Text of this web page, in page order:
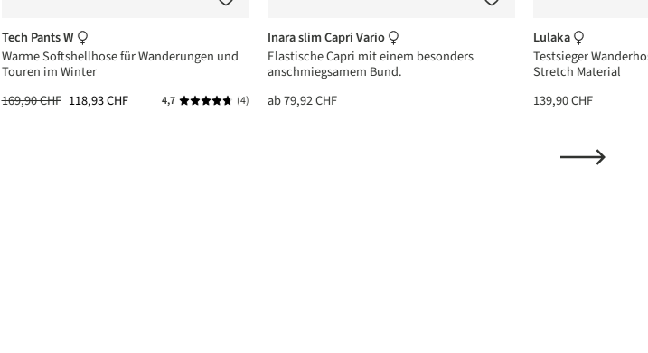
Bewertung von 5 von 5 Sternen
Tech Pants W
Warme Softshellhose für Wanderungen und
Touren im Winter
169,90 CHF 118,93 CHF 4,7 Durchschnittliche Bewertung von 4.6 von 5 Sternen
(4)
Inara slim Capri Vario
Elastische Capri mit einem besonders
anschmiegsamem Bund.
ab79,92 CHF
Lulaka
Testsieger
Stretch Material
139,90 CHF